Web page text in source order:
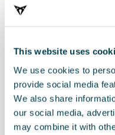
This website uses
We use cookies to
provide social media
We also share
our social media,
may combine it with